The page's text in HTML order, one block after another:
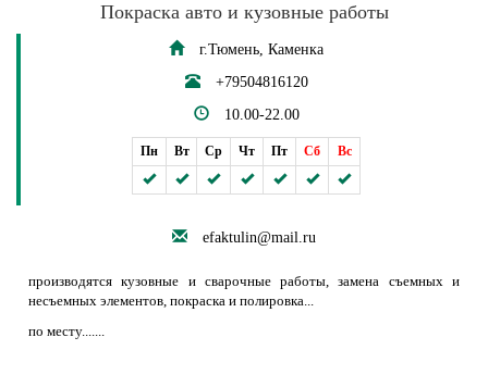
Покраска авто и кузовные работы
г.Тюмень, Каменка
+79504816120
10.00-22.00
Пн Вт Ср Чт Пт Сб Вс
efaktulin@mail.ru
производятся кузовные и сварочные работы, замена съемных и
несъемных элементов, покраска и полировка...
по месту.......